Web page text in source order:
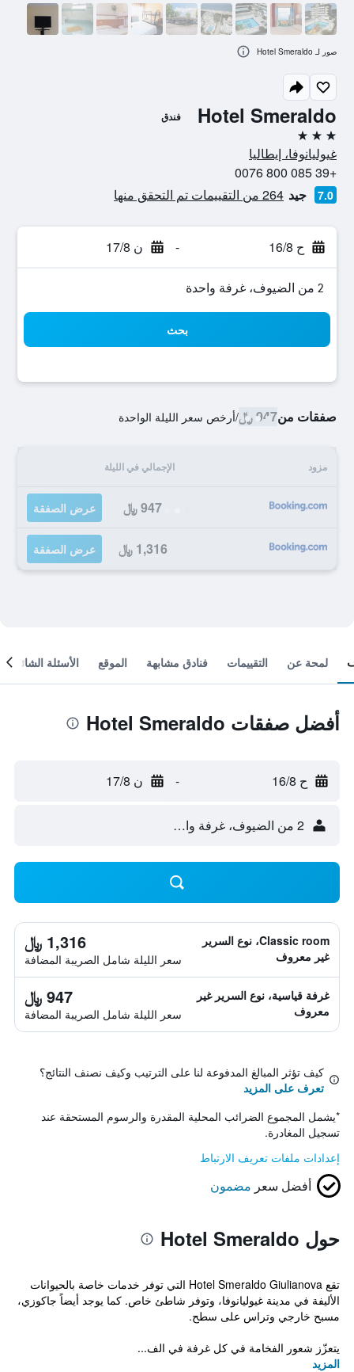
Hotel Smeraldo فندق
3 نجوم
غيوليانوفا، إيطاليا
+39 085 800 0076
7.0 جيد 264 من التقييمات تم التحقق منها
ح 16/8 - ن 17/8
2 من الضيوف، غرفة واحدة
بحث
صفقات من947 ﷼ /أرخص سعر الليلة الواحدة
مزود الإجمالي في الليلة
947 ﷼ عرض الصفقة
1,316 ﷼ عرض الصفقة
صور لـ Hotel Smeraldo
لمحة عن التقييمات فنادق مشابهة الموقع الأسئلة الشائعة
أفضل صفقات Hotel Smeraldo
ح 16/8 - ن 17/8
2 من الضيوف، غرفة واحدة
Classic room، نوع السرير
غير معروف
1,316 ﷼
سعر الليلة شامل الصريبة المضافة
غرفة قياسية، نوع السرير غير
معروف
947 ﷼
سعر الليلة شامل الصريبة المضافة
كيف تؤثر المبالغ المدفوعة لنا على الترتيب وكيف نصنف النتائج؟
تعرف على المزيد
*يشمل المجموع الضرائب المحلية المقدرة والرسوم المستحقة عند
تسجيل المغادرة.
إعدادات ملفات تعريف الارتباط
أفضل سعر مضمون
حول Hotel Smeraldo
تقع Hotel Smeraldo Giulianova التي توفر خدمات خاصة بالحيوانات
الأليفة في مدينة غيوليانوفا، وتوفر شاطئ خاص. كما يوجد أيضاً جاكوزي،
مسبح خارجي وتراس على سطح.
يتعزّز شعور الفخامة في كل غرفة في الف...
المزيد